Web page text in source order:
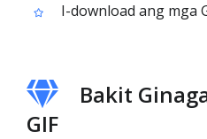
I-download ang mga
Bakit
GIF